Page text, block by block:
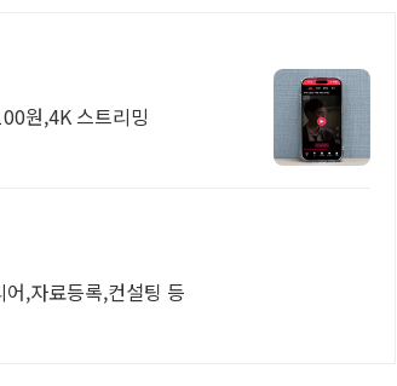
원,4K 스트리밍
,자료등록,컨설팅 등